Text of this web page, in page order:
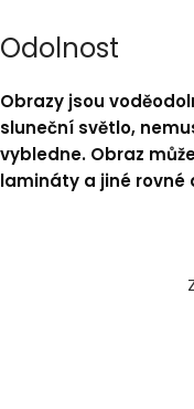
Odolnost
Obrazy jsou
sluneční světlo,
vybledne. Obraz
lamináty a jiné rovné